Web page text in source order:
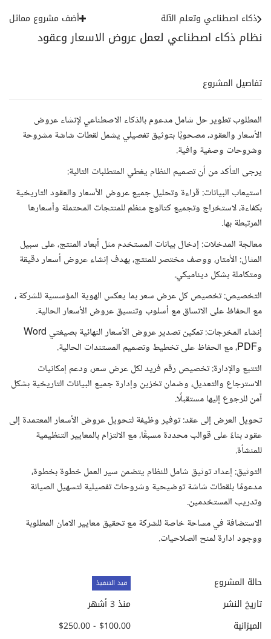
نظام ذكاء اصطناعي لعمل عروض الاسعار وعقود
ذكاء اصطناعي وتعلم الآلة أضف مشروع مماثل
تفاصيل المشروع
المطلوب تطوير حل شامل مدعوم بالذكاء الاصطناعي لإنشاء عروض
الأسعار والعقود، مصحوبًا بتوثيق تفصيلي يشمل لقطات شاشة مشروحة
وشروحات وصفية وافية.
يرجى التأكد من أن تصميم النظام يغطي المتطلبات التالية:
استيعاب البيانات: قراءة وتحليل جميع عروض الأسعار والعقود التاريخية
بكفاءة، لاستخراج وتجميع كتالوج منظم للمنتجات المحتملة وأسعارها
المرتبطة بها.
معالجة المدخلات: إدخال بيانات المستخدم مثل أبعاد المنتج، على سبيل
المثال: الأمتار، ووصف مختصر للمنتج، بهدف إنشاء عروض أسعار دقيقة
ومتكاملة بشكل ديناميكي.
التخصيص: تخصيص كل عرض سعر بما يعكس الهوية المؤسسية للشركة ،
مع الحفاظ على الاتساق مع أسلوب وتنسيق عروض الأسعار الحالية.
إنشاء المخرجات: تمكين تصدير عروض الأسعار النهائية بصيغتي Word
وPDF، مع الحفاظ على تخطيط وتصميم المستندات الحالية.
التتبع والإدارة: تخصيص رقم فريد لكل عرض سعر، ودعم إمكانيات
الاسترجاع والتعديل، وضمان تخزين وإدارة جميع البيانات التاريخية بشكل
آمن للرجوع إليها مستقبلًا.
تحويل العرض إلى عقد: توفير وظيفة لتحويل عروض الأسعار المعتمدة إلى
عقود بناءً على قوالب محددة مسبقًا، مع الالتزام بالمعايير التنظيمية
للمنشأة.
التوثيق: إعداد توثيق شامل للنظام يتضمن سير العمل خطوة بخطوة،
مدعومًا بلقطات شاشة توضيحية وشروحات تفصيلية لتسهيل الصيانة
وتدريب المستخدمين.
الاستضافة في مساحة خاصة للشركة مع تحقيق معايير الامان المطلوبة
ووجود ادارة لمنح الصلاحيات.
حالة المشروع قيد التنفيذ
تاريخ النشر
منذ 3 أشهر
الميزانية
$100.00 - $250.00